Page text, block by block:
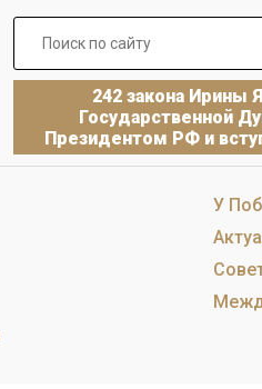
242 закона Ирины
Государственной
Президентом РФ и
У